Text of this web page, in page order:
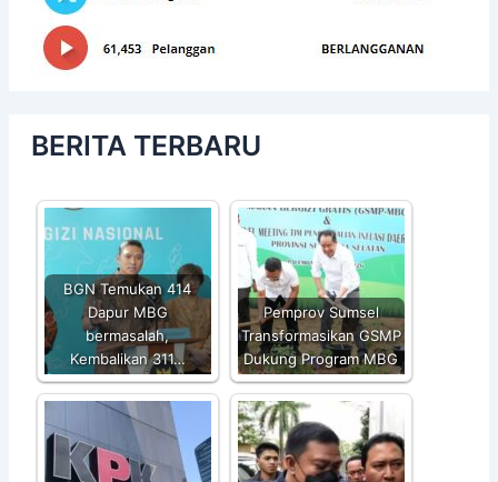
BERITA TERBARU
BGN Temukan 414
Dapur MBG
bermasalah,
Kembalikan 311…
Pemprov Sumsel
Transformasikan GSMP
Dukung Program MBG